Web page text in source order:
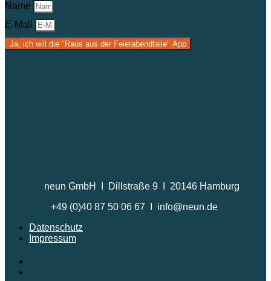
Name
E-Mail
Ja, ich will die "Raus aus der Feierabendfalle" App
neun GmbH I Dillstraße 9 I 20146 Hamburg
+49 (0)40 87 50 06 67 I info@neun.de
Datenschutz
Impressum